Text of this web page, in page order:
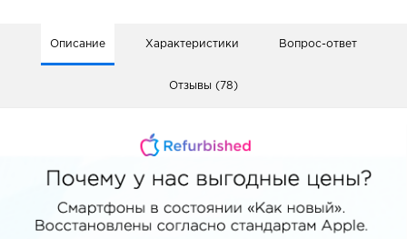
Описание Характеристики Вопрос-ответ
Отзывы (78)